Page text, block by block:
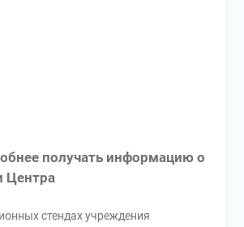
получать информацию о
Центра
стендах учреждения